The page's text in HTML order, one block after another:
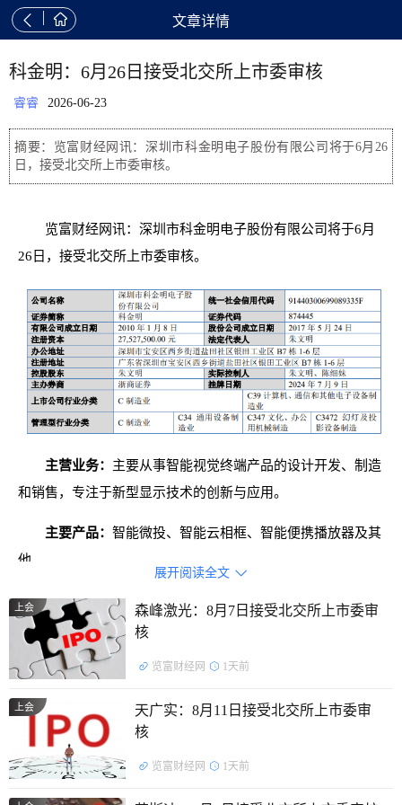
  文章详情
科金明：6月26日接受北交所上市委审核
睿睿 2026-06-23
摘要：览富财经网讯：深圳市科金明电子股份有限公司将于6月26
日，接受北交所上市委审核。
览富财经网讯：深圳市科金明电子股份有限公司将于6月
26日，接受北交所上市委审核。
主营业务： 主要从事智能视觉终端产品的设计开发、制造
和销售，专注于新型显示技术的创新与应用。
主要产品： 智能微投、智能云相框、智能便携播放器及其
他。
证监会行业分类： C34通用设备制造业
控股股东及实际控制人：
股股份，直接持股比例为58.58%，为公司控股股东，朱文明
直接持有公司58.58%的股权，担任公司董事长。同时，朱文
明、陈细妹夫妇通过科金明企管间接持有公司32.69%的股
权，直接和间接合计持有公司91.27%的股权，为公司共同实
际控制人。
展开阅读全文 
上会
森峰激光：8月7日接受北交所上市委审
核
览富财经网 1天前
上会
天广实：8月11日接受北交所上市委审
核
览富财经网 1天前